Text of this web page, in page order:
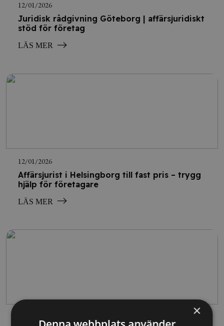
12/01/2026
Juridisk rådgivning Göteborg | affärsjuridiskt
stöd för företag
LÄS MER
12/01/2026
Affärsjurist i Helsingborg till fast pris – trygg
hjälp för företagare
LÄS MER
×